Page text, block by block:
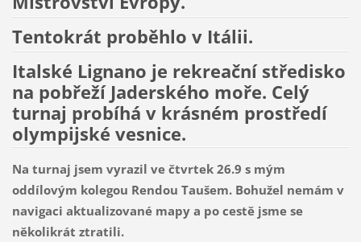
Tentokrát proběhlo v Itálii.
Italské Lignano je rekreační středisko
na pobřeží Jaderského moře. Celý
turnaj probíhá v krásném prostředí
olympijské vesnice.
Na turnaj jsem vyrazil ve čtvrtek 26.9 s mým
oddílovým kolegou Rendou Taušem. Bohužel nemám v
navigaci aktualizované mapy a po cestě jsme se
několikrát ztratili.